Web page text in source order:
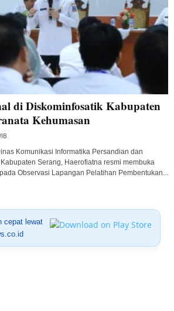
di Diskominfosatik Kabupaten
Kehumasan
Komunikasi Informatika Persandian dan
Serang, Haerofiatna resmi membuka
Observasi Lapangan Pelatihan Pembentukan...
cepat lewat